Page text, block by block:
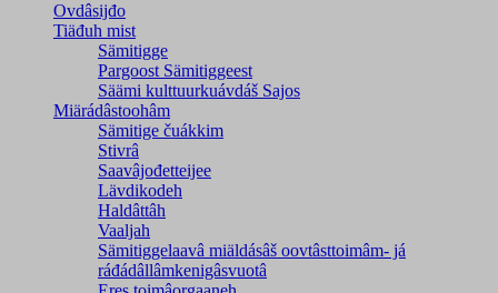
Ovdâsijđo
Tiäđuh mist
Sämitigge
Pargoost Sämitiggeest
Säämi kulttuurkuávdáš Sajos
Miärádâstoohâm
Sämitige čuákkim
Stivrâ
Saavâjođetteijee
Lävdikodeh
Haldâttâh
Vaaljah
Sämitiggelaavâ miäldásâš oovtâsttoimâm- já
ráđádâllâmkenigâsvuotâ